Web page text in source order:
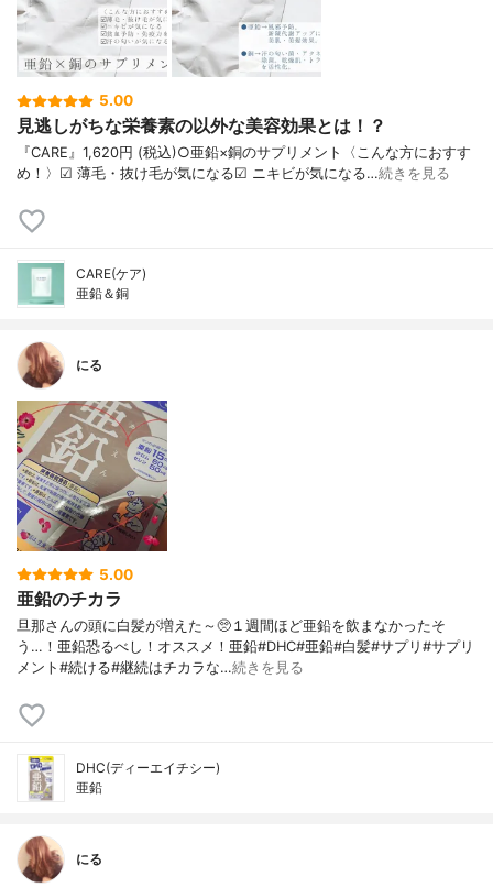
5.00
見逃しがちな栄養素の以外な美容効果とは！？
『CARE』1,620円 (税込)○亜鉛×銅のサプリメント〈こんな方におすす
め！〉︎︎︎︎︎︎☑︎ 薄毛・抜け毛が気になる︎︎︎︎︎︎☑︎ ニキビが気になる︎︎…続きを見る
CARE(ケア)
亜鉛＆銅
にる
5.00
亜鉛のチカラ
旦那さんの頭に白髪が増えた～🥺１週間ほど亜鉛を飲まなかったそ
う…！亜鉛恐るべし！オススメ！亜鉛#DHC#亜鉛#白髪#サプリ#サプリ
メント#続ける#継続はチカラな…続きを見る
DHC(ディーエイチシー)
亜鉛
にる